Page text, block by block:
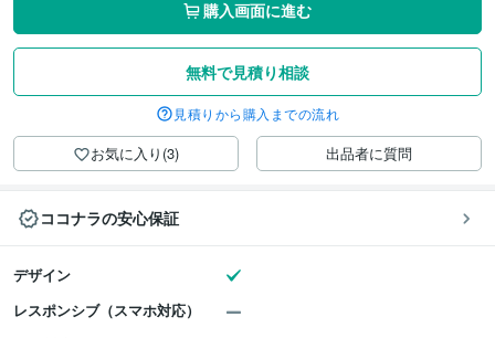
購入画面に進む
無料で見積り相談
見積りから購入までの流れ
お気に入り(3) 出品者に質問
ココナラの安心保証
デザイン
レスポンシブ（スマホ対応）